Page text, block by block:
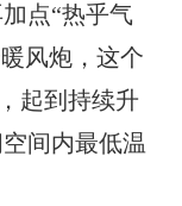
点“热乎气
风炮，这个
起到持续升
间内最低温